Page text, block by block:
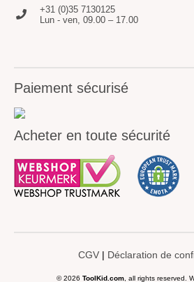
+31 (0)35 7130125
Lun - ven, 09.00 – 17.00
Paiement sécurisé
Acheter en toute sécurité
CGV| Déclaration de
© 2026 ToolKid.com, all rights reserved.